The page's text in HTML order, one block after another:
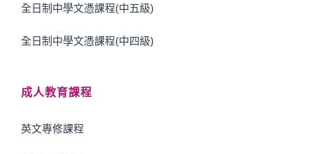
全日制中學文憑課程(中五級)
全日制中學文憑課程(中四級)
成人教育課程
英文專修課程